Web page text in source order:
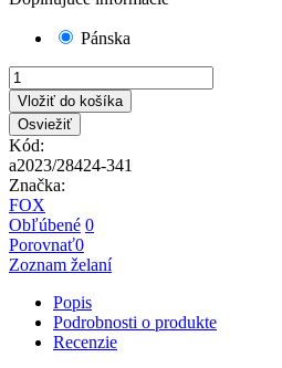
Pánska
Vložiť do košíka
Kód:
a2023/28424-341
Značka:
FOX
Obľúbené 0
Porovnať0
Zoznam želaní
Popis
Podrobnosti o produkte
Recenzie